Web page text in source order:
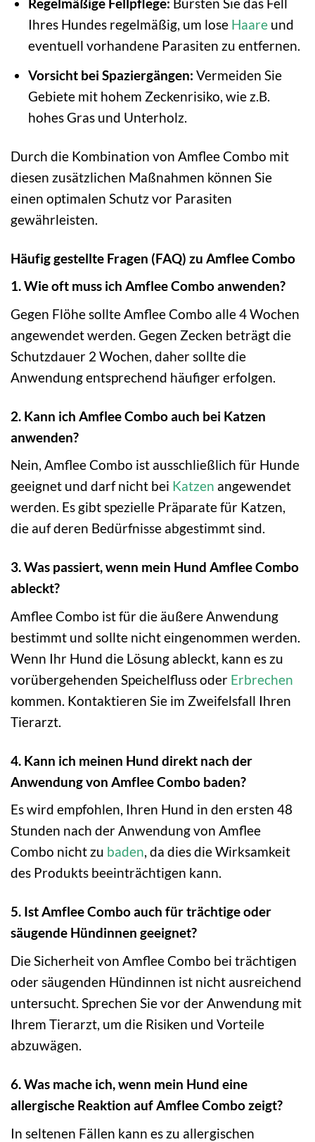
Regelmäßige Fellpflege: Bürsten Sie das Fell
Ihres Hundes regelmäßig, um lose Haareund
eventuell vorhandene Parasiten zu entfernen.
Vorsicht bei Spaziergängen: Vermeiden Sie
Gebiete mit hohem Zeckenrisiko, wie z.B.
hohes Gras und Unterholz.
Durch die Kombination von Amflee Combo mit
diesen zusätzlichen Maßnahmen können Sie
einen optimalen Schutz vor Parasiten
gewährleisten.
Häufig gestellte Fragen (FAQ) zu Amflee Combo
1. Wie oft muss ich Amflee Combo anwenden?
Gegen Flöhe sollte Amflee Combo alle 4 Wochen
angewendet werden. Gegen Zecken beträgt die
Schutzdauer 2 Wochen, daher sollte die
Anwendung entsprechend häufiger erfolgen.
2. Kann ich Amflee Combo auch bei Katzen
anwenden?
Nein, Amflee Combo ist ausschließlich für Hunde
geeignet und darf nicht bei Katzen angewendet
werden. Es gibt spezielle Präparate für Katzen,
die auf deren Bedürfnisse abgestimmt sind.
3. Was passiert, wenn mein Hund Amflee Combo
ableckt?
Amflee Combo ist für die äußere Anwendung
bestimmt und sollte nicht eingenommen werden.
Wenn Ihr Hund die Lösung ableckt, kann es zu
vorübergehenden Speichelfluss oder Erbrechen
kommen. Kontaktieren Sie im Zweifelsfall Ihren
Tierarzt.
4. Kann ich meinen Hund direkt nach der
Anwendung von Amflee Combo baden?
Es wird empfohlen, Ihren Hund in den ersten 48
Stunden nach der Anwendung von Amflee
Combo nicht zu baden, da dies die Wirksamkeit
des Produkts beeinträchtigen kann.
5. Ist Amflee Combo auch für trächtige oder
säugende Hündinnen geeignet?
Die Sicherheit von Amflee Combo bei trächtigen
oder säugenden Hündinnen ist nicht ausreichend
untersucht. Sprechen Sie vor der Anwendung mit
Ihrem Tierarzt, um die Risiken und Vorteile
abzuwägen.
6. Was mache ich, wenn mein Hund eine
allergische Reaktion auf Amflee Combo zeigt?
In seltenen Fällen kann es zu allergischen